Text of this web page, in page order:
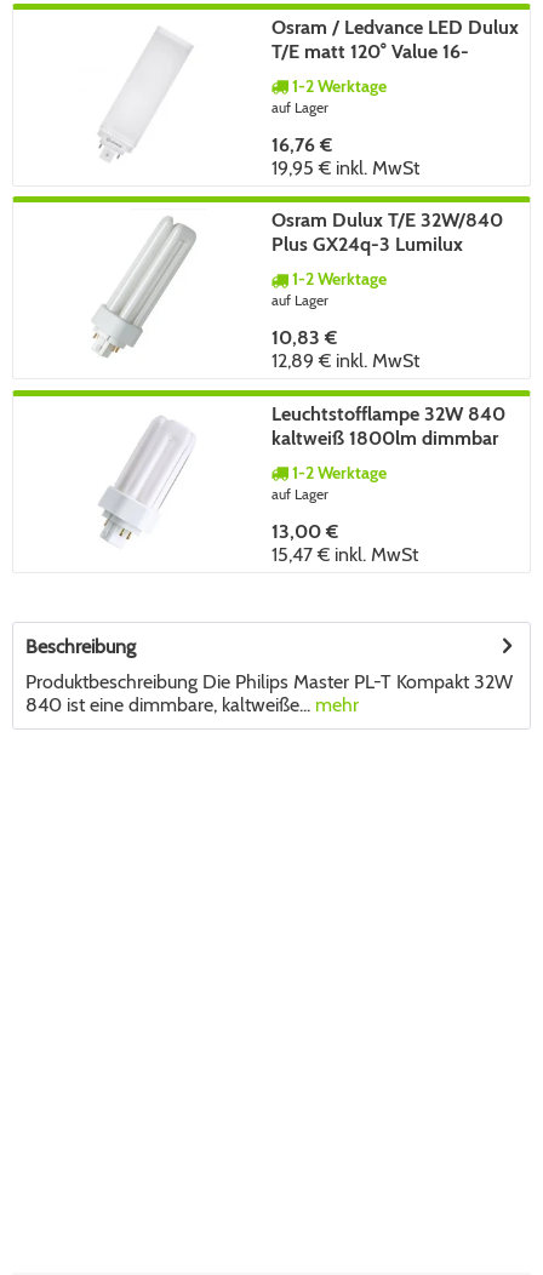
Osram / Ledvance LED Dulux
T/E matt 120° Value 16-
32W/840 kaltweiß 1800lm
GX24q-3 EVG AC 220-240V
1-2 Werktage
auf Lager
16,76 €
19,95 € inkl. MwSt
Osram Dulux T/E 32W/840
Plus GX24q-3 Lumilux
kaltweiß
1-2 Werktage
auf Lager
10,83 €
12,89 € inkl. MwSt
Leuchtstofflampe 32W 840
kaltweiß 1800lm dimmbar
GX24Q3 180°
1-2 Werktage
auf Lager
13,00 €
15,47 € inkl. MwSt
Beschreibung
Produktbeschreibung Die Philips Master PL-T Kompakt 32W
840 ist eine dimmbare, kaltweiße... mehr